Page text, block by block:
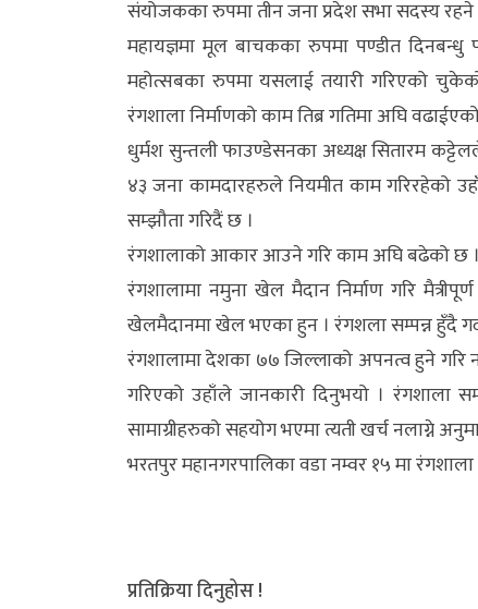
संयोजकका रुपमा तीन जना प्रदेश सभा सदस्य रहने
महायज्ञमा मूल बाचकका रुपमा पण्डीत दिनबन्धु
महोत्सबका रुपमा यसलाई तयारी गरिएको
रंगशाला निर्माणको काम तिब्र गतिमा अघि
धुर्मश सुन्तली फाउण्डेसनका अध्यक्ष सितारम
४३ जना कामदारहरुले नियमीत काम गरिरहेको
सम्झौता गरिदैं छ ।
रंगशालाको आकार आउने गरि काम अघि बढेको छ
रंगशालामा नमुना खेल मैदान निर्माण गरि
खेलमैदानमा खेल भएका हुन । रंगशला सम्पन्न हुँदै
रंगशालामा देशका ७७ जिल्लाको अपनत्व हुने गरि
गरिएको उहाँले जानकारी दिनुभयो । रंगशाला
सामाग्रीहरुको सहयोग भएमा त्यती खर्च नलाग्ने
भरतपुर महानगरपालिका वडा नम्वर १५ मा
प्रतिक्रिया दिनुहोस !